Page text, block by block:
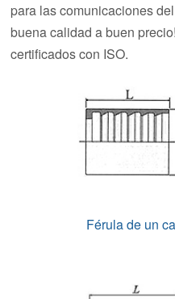
para las comunicaciones
buena calidad a buen
certificados con ISO.
Férula de un